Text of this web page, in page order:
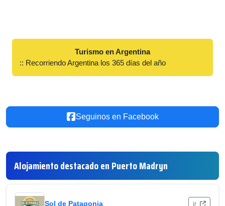
Turismo en Argentina
:: Recorriendo Argentina los 365 días del año
Seguinos en Facebook
Alojamiento destacado en Puerto Madryn
Sol de Patagonia ir